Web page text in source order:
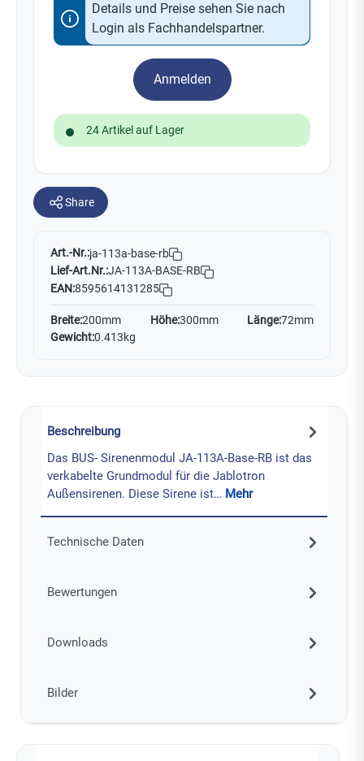
Details und Preise sehen Sie nach
Login als Fachhandelspartner.
Anmelden
24 Artikel auf Lager
Share
Art.-Nr.:ja-113a-base-rb
Lief-Art.Nr.:JA-113A-BASE-RB
EAN:8595614131285
Breite:200mm Höhe:300mm Länge:72mm
Gewicht:0.413kg
Beschreibung
Das BUS- Sirenenmodul JA-113A-Base-RB ist das
verkabelte Grundmodul für die Jablotron
Außensirenen. Diese Sirene ist… Mehr
Technische Daten
Bewertungen
Downloads
Bilder